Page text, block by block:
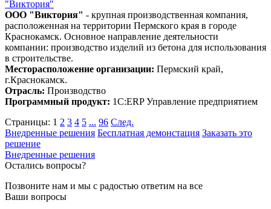
"Виктория"
ООО "Виктория" - крупная производственная компания,
расположенная на территории Пермского края в городе
Краснокамск. Основное направление деятельности
компании: производство изделий из бетона для использования
в строительстве.
Месторасположение организации: Пермский край,
г.Краснокамск.
Отрасль: Производство
Программный продукт: 1С:ERP Управление предприятием
Страницы: 1 2 3 4 5 ... 96 След.
Внедренные решения Бесплатная демонстация Заказать это
решение
Внедренные решения
Остались вопросы?
Позвоните нам и мы с радостью ответим на все
Ваши вопросы